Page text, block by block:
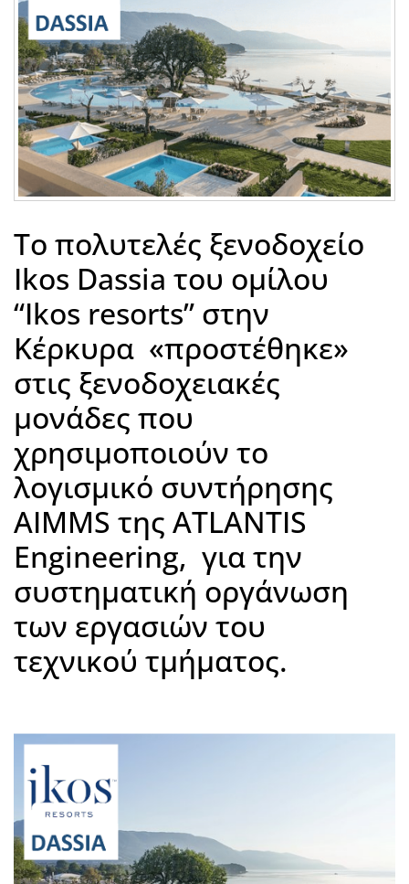
To πολυτελές ξενοδοχείο
Ikos Dassia του ομίλου
“Ikos resorts” στην
Κέρκυρα «προστέθηκε»
στις ξενοδοχειακές
μονάδες που
χρησιμοποιούν το
λογισμικό συντήρησης
AIMMS της ATLANTIS
Engineering, για την
συστηματική οργάνωση
των εργασιών του
τεχνικού τμήματος.